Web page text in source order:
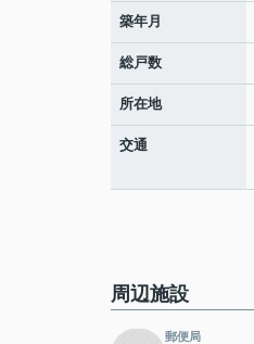
築年月
総戸数
所在地
交通
周辺施設
郵便局